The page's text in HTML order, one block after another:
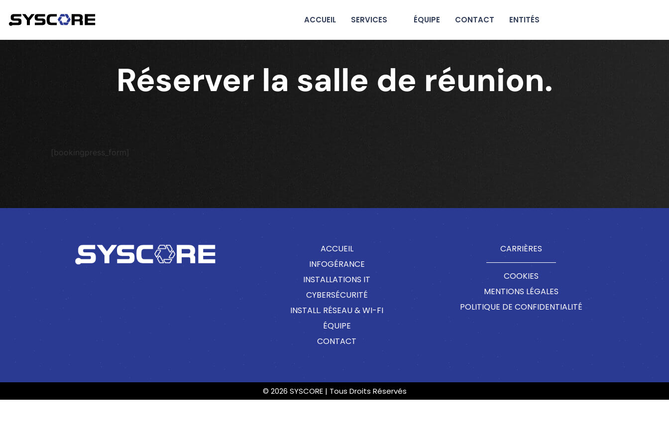
ACCUEIL SERVICES ÉQUIPE CONTACT ENTITÉS
Réserver la salle de réunion.
[bookingpress_form]
ACCUEIL
INFOGÉRANCE
INSTALLATIONS IT
CYBERSÉCURITÉ
INSTALL. RÉSEAU & WI-FI
ÉQUIPE
CONTACT
CARRIÈRES
COOKIES
MENTIONS LÉGALES
POLITIQUE DE CONFIDENTIALITÉ
© 2026 SYSCORE | Tous Droits Réservés